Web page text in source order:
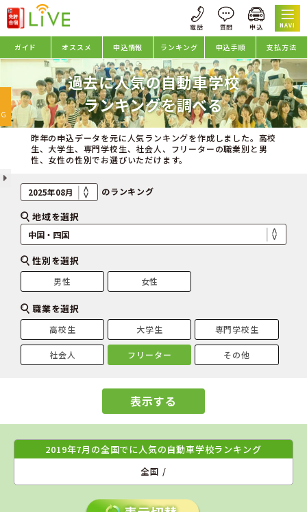
NAVI
ガイド オススメ 申込情報 ランキング 申込手順 支払方法
過去に人気の自動車学校
ランキングを調べる
昨年の申込データを元に人気ランキングを作成しました。高校
生、大学生、専門学校生、社会人、フリーターの職業別と男
性、女性の性別でお選びいただけます。
のランキング
地域を選択
性別を選択
男性 女性
職業を選択
高校生 大学生 専門学校生
社会人 フリーター その他
表示する
2019年7月の全国でに人気の自動車学校ランキング
全国 /